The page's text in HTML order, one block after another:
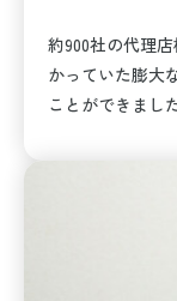
約900社の代理
かっていた膨大
ことができまし